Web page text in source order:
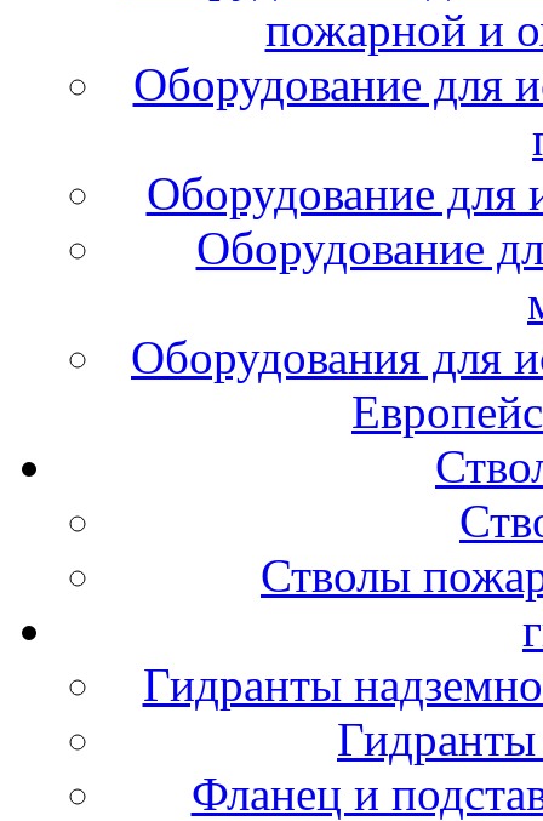
пожарной и
Оборудование для
Оборудование для
Оборудование
Оборудования для
Стволы
Гидранты
Фланец и